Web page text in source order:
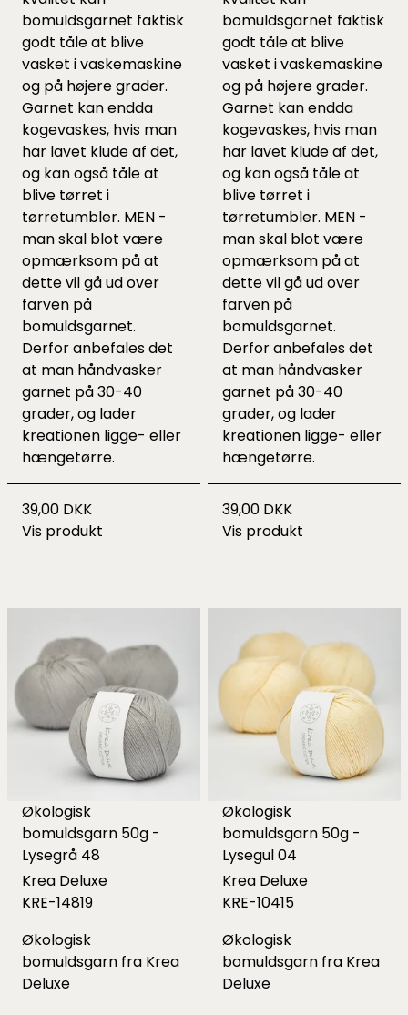
bomuldsgarnet faktisk
godt tåle at blive
vasket i vaskemaskine
og på højere grader.
Garnet kan endda
kogevaskes, hvis man
har lavet klude af det,
og kan også tåle at
blive tørret i
tørretumbler. MEN -
man skal blot være
opmærksom på at
dette vil gå ud over
farven på
bomuldsgarnet.
Derfor anbefales det
at man håndvasker
garnet på 30-40
grader, og lader
kreationen ligge- eller
hængetørre.
39,00 DKK
Vis produkt
bomuldsgarnet faktisk
godt tåle at blive
vasket i vaskemaskine
og på højere grader.
Garnet kan endda
kogevaskes, hvis man
har lavet klude af det,
og kan også tåle at
blive tørret i
tørretumbler. MEN -
man skal blot være
opmærksom på at
dette vil gå ud over
farven på
bomuldsgarnet.
Derfor anbefales det
at man håndvasker
garnet på 30-40
grader, og lader
kreationen ligge- eller
hængetørre.
39,00 DKK
Vis produkt
Økologisk
bomuldsgarn 50g -
Lysegrå 48
Krea Deluxe
KRE-14819
Økologisk
bomuldsgarn fra Krea
Deluxe
Økologisk
bomuldsgarn 50g -
Lysegul 04
Krea Deluxe
KRE-10415
Økologisk
bomuldsgarn fra Krea
Deluxe